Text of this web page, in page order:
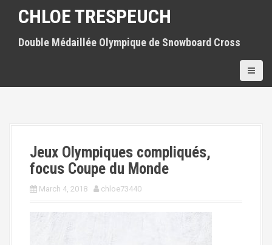
CHLOE TRESPEUCH
Double Médaillée Olympique de Snowboard Cross
Jeux Olympiques compliqués,
focus Coupe du Monde
March 4, 2018 chloe73440